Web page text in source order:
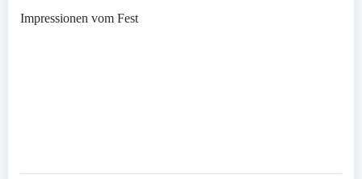
Impressionen vom Fest